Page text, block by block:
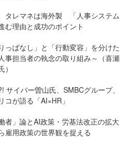
タレマネは海外製 「人事システム
む理由と成功のポイント
っぱなし」と「行動変容」を分けた
事担当者の執念の取り組み～（喜瀬
サイバー曽山氏、SMBCグループ、
が語る「AI×HR」
者」論とAI政策・労基法改正の拡大
用政策の世界観を捉える